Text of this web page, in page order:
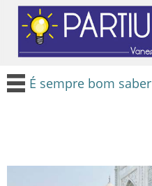
É sempre bom saber